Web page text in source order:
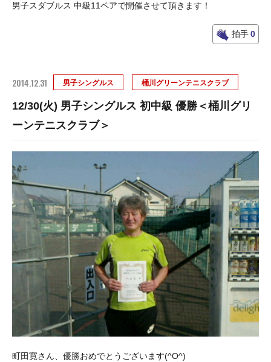
男子スダブルス 中級11ペアで開催させて頂きます！
拍手0
2014.12.31 男子シングルス 桶川グリーンテニスクラブ
12/30(火) 男子シングルス 初中級 優勝＜桶川グリ
ーンテニスクラブ＞
町田寛さん、優勝おめでとうございます(^O^)